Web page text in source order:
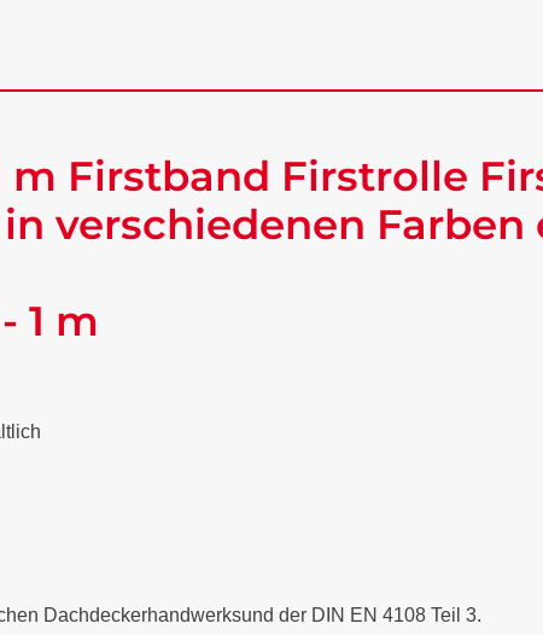
Firstband Firstrolle
verschiedenen
1 m
Dachdeckerhandwerksund der DIN EN 4108 Teil 3.